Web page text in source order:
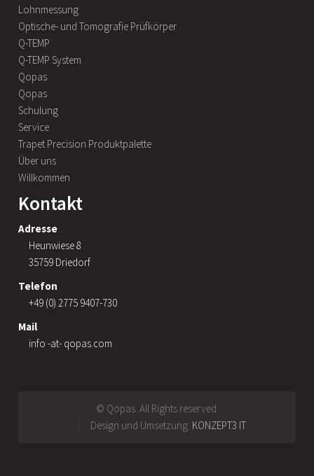
Lohnmessung
Optische- und Tomografie Prüfkörper
Q-TEMP
Q-TEMP System
Qopas
Qopas
Schulung
Service
Trapet Precision Produktpalette
Über uns
Willkommen
Kontakt
Adresse
Heunwiese 8
35759 Driedorf
Telefon
+49 (0) 2775 9407-730
Mail
info -at- qopas.com
© Qopas. All Rights reserved.
Design und Umsetzung: KONZEPT3 IT